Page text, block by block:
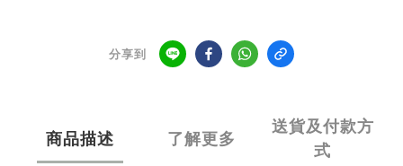
分享到
商品描述 了解更多
送貨及付款方
式